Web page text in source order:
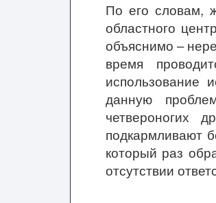
По его словам,
областного
объяснимо –
время
использование
данную
четвероногих
подкармливают
который раз
отсутствии